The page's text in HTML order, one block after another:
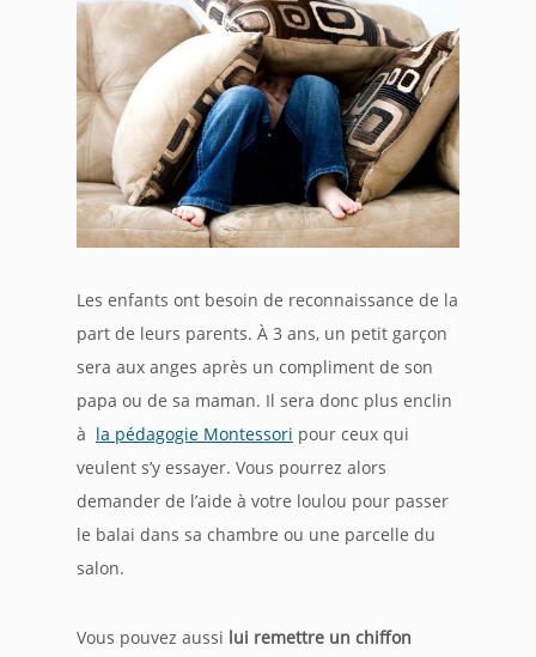
Les enfants ont besoin de reconnaissance de la
part de leurs parents. À 3 ans, un petit garçon
sera aux anges après un compliment de son
papa ou de sa maman. Il sera donc plus enclin
à la pédagogie Montessori pour ceux qui
veulent s’y essayer. Vous pourrez alors
demander de l’aide à votre loulou pour passer
le balai dans sa chambre ou une parcelle du
salon.
Vous pouvez aussi lui remettre un chiffon